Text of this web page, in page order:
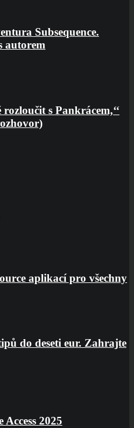
Subsequence.
autorem
rozloučit s Pankrácem,‘‘
aplikací pro všechny
do deseti eur. Zahrajte
Access 2025